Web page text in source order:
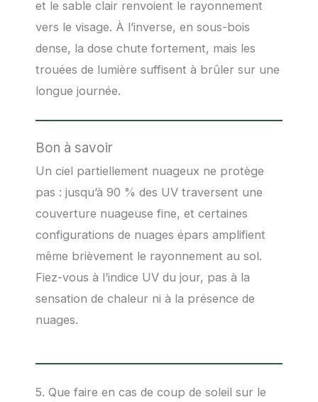
et le sable clair renvoient le rayonnement
vers le visage. À l’inverse, en sous-bois
dense, la dose chute fortement, mais les
trouées de lumière suffisent à brûler sur une
longue journée.
Bon à savoir
Un ciel partiellement nuageux ne protège
pas : jusqu’à 90 % des UV traversent une
couverture nuageuse fine, et certaines
configurations de nuages épars amplifient
même brièvement le rayonnement au sol.
Fiez-vous à l’indice UV du jour, pas à la
sensation de chaleur ni à la présence de
nuages.
5. Que faire en cas de coup de soleil sur le